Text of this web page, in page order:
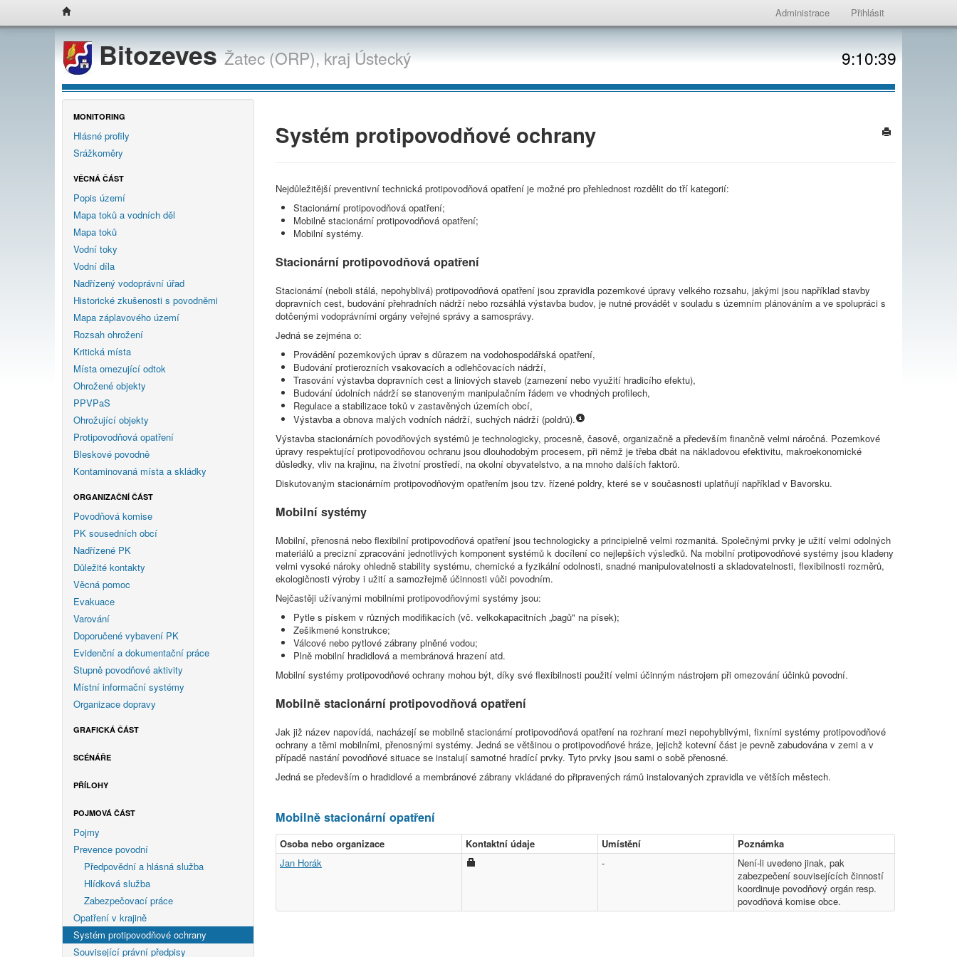
Administrace Přihlásit
BitozevesŽatec (ORP),krajÚstecký 9:10:39
MONITORING
Hlásné profily
Srážkoměry
VĚCNÁ ČÁST
Popis území
Mapa toků a vodních děl
Mapa toků
Vodní toky
Vodní díla
Nadřízený vodoprávní úřad
Historické zkušenosti s povodněmi
Mapa záplavového území
Rozsah ohrožení
Kritická místa
Místa omezující odtok
Ohrožené objekty
PPVPaS
Ohrožující objekty
Protipovodňová opatření
Bleskové povodně
Kontaminovaná místa a skládky
ORGANIZAČNÍ ČÁST
Povodňová komise
PK sousedních obcí
Nadřízené PK
Důležité kontakty
Věcná pomoc
Evakuace
Varování
Doporučené vybavení PK
Evidenční a dokumentační práce
Stupně povodňové aktivity
Místní informační systémy
Organizace dopravy
GRAFICKÁ ČÁST
SCÉNÁŘE
PŘÍLOHY
POJMOVÁ ČÁST
Pojmy
Prevence povodní
Předpovědní a hlásná služba
Hlídková služba
Zabezpečovací práce
Opatření v krajině
Systém protipovodňové ochrany
Související právní předpisy
Systém protipovodňové ochrany
Nejdůležitější preventivní technická protipovodňová opatření je možné pro přehlednost rozdělit do tří kategorií:
Stacionární protipovodňová opatření;
Mobilně stacionární protipovodňová opatření;
Mobilní systémy.
Stacionární protipovodňová opatření
Stacionární (neboli stálá, nepohyblivá) protipovodňová opatření jsou zpravidla pozemkové úpravy velkého rozsahu, jakými jsou například stavby
dopravních cest, budování přehradních nádrží nebo rozsáhlá výstavba budov, je nutné provádět v souladu s územním plánováním a ve spolupráci s
dotčenými vodoprávními orgány veřejné správy a samosprávy.
Jedná se zejména o:
Provádění pozemkových úprav s důrazem na vodohospodářská opatření,
Budování protierozních vsakovacích a odlehčovacích nádrží,
Trasování výstavba dopravních cest a liniových staveb (zamezení nebo využití hradicího efektu),
Budování údolních nádrží se stanoveným manipulačním řádem ve vhodných profilech,
Regulace a stabilizace toků v zastavěných územích obcí,
Výstavba a obnova malých vodních nádrží, suchých nádrží (poldrů).
Výstavba stacionárních povodňových systémů je technologicky, procesně, časově, organizačně a především finančně velmi náročná. Pozemkové
úpravy respektující protipovodňovou ochranu jsou dlouhodobým procesem, při němž je třeba dbát na nákladovou efektivitu, makroekonomické
důsledky, vliv na krajinu, na životní prostředí, na okolní obyvatelstvo, a na mnoho dalších faktorů.
Diskutovaným stacionárním protipovodňovým opatřením jsou tzv. řízené poldry, které se v současnosti uplatňují například v Bavorsku.
Mobilní systémy
Mobilní, přenosná nebo flexibilní protipovodňová opatření jsou technologicky a principielně velmi rozmanitá. Společnými prvky je užití velmi odolných
materiálů a precizní zpracování jednotlivých komponent systémů k docílení co nejlepších výsledků. Na mobilní protipovodňové systémy jsou kladeny
velmi vysoké nároky ohledně stability systému, chemické a fyzikální odolnosti, snadné manipulovatelnosti a skladovatelnosti, flexibilnosti rozměrů,
ekologičnosti výroby i užití a samozřejmě účinnosti vůči povodním.
Nejčastěji užívanými mobilními protipovodňovými systémy jsou:
Pytle s pískem v různých modifikacích (vč. velkokapacitních „bagů" na písek);
Zešikmené konstrukce;
Válcové nebo pytlové zábrany plněné vodou;
Plně mobilní hradidlová a membránová hrazení atd.
Mobilní systémy protipovodňové ochrany mohou být, díky své flexibilnosti použití velmi účinným nástrojem při omezování účinků povodní.
Mobilně stacionární protipovodňová opatření
Jak již název napovídá, nacházejí se mobilně stacionární protipovodňová opatření na rozhraní mezi nepohyblivými, fixními systémy protipovodňové
ochrany a těmi mobilními, přenosnými systémy. Jedná se většinou o protipovodňové hráze, jejichž kotevní část je pevně zabudována v zemi a v
případě nastání povodňové situace se instalují samotné hradící prvky. Tyto prvky jsou sami o sobě přenosné.
Jedná se především o hradidlové a membránové zábrany vkládané do připravených rámů instalovaných zpravidla ve větších městech.
Mobilně stacionární opatření
Osoba nebo organizace Kontaktní údaje Umístění
Poznámka
Jan Horák
-
Není-li uvedeno jinak, pak
zabezpečení souvisejících činností
koordinuje povodňový orgán resp.
povodňová komise obce.